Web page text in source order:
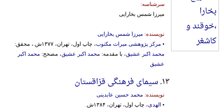
سرشناسه:
میرزا شمس بخارایی
نویسنده: میرزا شمس بخارایی
• مرکز پژوهشی میراث مکتوب، چاپ اول، تهران، ۱۳۷۷ش.، محقق:
محمد اکبر عشیق، با مقدمه: محمد اکبر عشیق، مصحح: محمد اکبر
عشیق
۱۳. سیمای فرهنگی قزاقستان
نویسنده: محمد حسین عابدینی
• الهدی، چاپ اول، تهران، ۱۳۸۴ش.